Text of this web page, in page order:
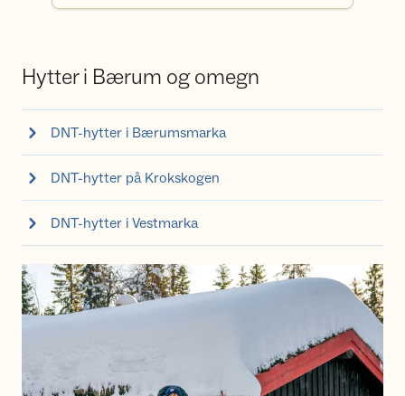
Hytter i Bærum og omegn
DNT-hytter i Bærumsmarka
DNT-hytter på Krokskogen
DNT-hytter i Vestmarka